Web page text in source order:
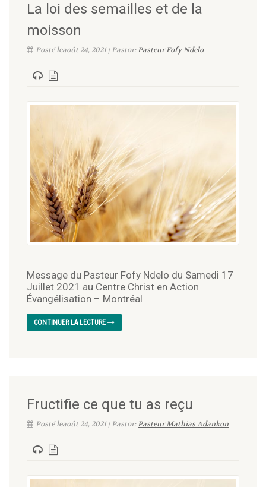
La loi des semailles et de la
moisson
Posté leaoût 24, 2021 | Pastor:Pasteur Fofy Ndelo
Message du Pasteur Fofy Ndelo du Samedi 17
Juillet 2021 au Centre Christ en Action
Évangélisation – Montréal
CONTINUER LA LECTURE
Fructifie ce que tu as reçu
Posté leaoût 24, 2021 | Pastor:Pasteur Mathias Adankon